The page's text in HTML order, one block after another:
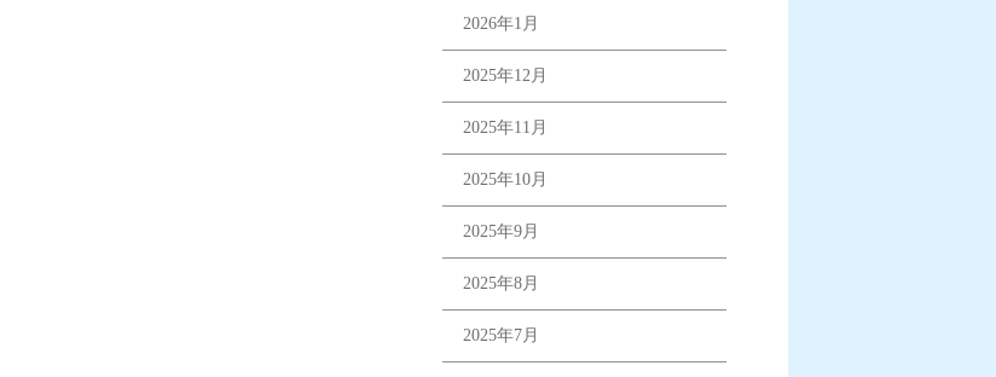
2026年1月
2025年12月
2025年11月
2025年10月
2025年9月
2025年8月
2025年7月